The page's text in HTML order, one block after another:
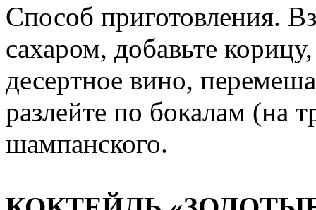
Способ приготовления.
сахаром, добавьте
десертное вино,
разлейте по бокалам (на
шампанского.